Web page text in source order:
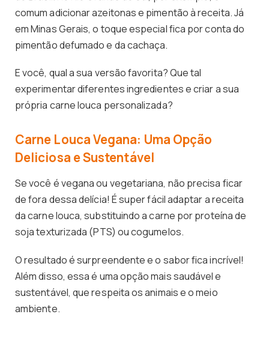
comum adicionar azeitonas e pimentão à receita. Já
em Minas Gerais, o toque especial fica por conta do
pimentão defumado e da cachaça.
E você, qual a sua versão favorita? Que tal
experimentar diferentes ingredientes e criar a sua
própria carne louca personalizada?
Carne Louca Vegana: Uma Opção
Deliciosa e Sustentável
Se você é vegana ou vegetariana, não precisa ficar
de fora dessa delícia! É super fácil adaptar a receita
da carne louca, substituindo a carne por proteína de
soja texturizada (PTS) ou cogumelos.
O resultado é surpreendente e o sabor fica incrível!
Além disso, essa é uma opção mais saudável e
sustentável, que respeita os animais e o meio
ambiente.